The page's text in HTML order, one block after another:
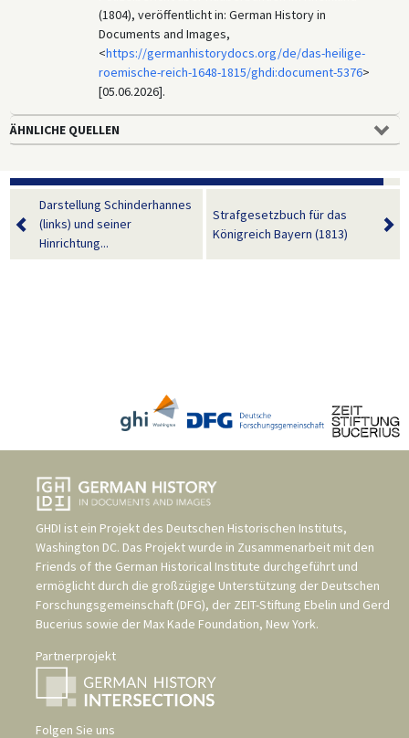
(1804), veröffentlicht in: German History in
Documents and Images,
<https://germanhistorydocs.org/de/das-heilige-
roemische-reich-1648-1815/ghdi:document-5376>
[05.06.2026].
ÄHNLICHE QUELLEN
Darstellung Schinderhannes
(links) und seiner
Hinrichtung...
Strafgesetzbuch für das
Königreich Bayern (1813)
GHDI ist ein Projekt des Deutschen Historischen Instituts,
Washington DC. Das Projekt wurde in Zusammenarbeit mit den
Friends of the German Historical Institute durchgeführt und
ermöglicht durch die großzügige Unterstützung der Deutschen
Forschungsgemeinschaft (DFG), der ZEIT-Stiftung Ebelin und Gerd
Bucerius sowie der Max Kade Foundation, New York.
Partnerprojekt
Folgen Sie uns